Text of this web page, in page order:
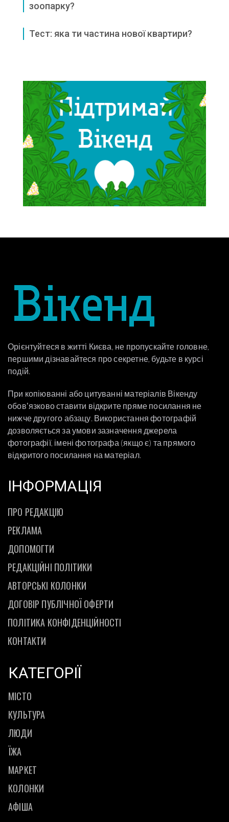
зоопарку?
Тест: яка ти частина нової квартири?
Орієнтуйтеся в житті Києва, не пропускайте головне,
першими дізнавайтеся про секретне, будьте в курсі
подій.
При копіюванні або цитуванні матеріалів Вікенду
обовʼязково ставити відкрите пряме посилання не
нижче другого абзацу. Використання фотографій
дозволяється за умови зазначення джерела
фотографії, імені фотографа (якщо є) та прямого
відкритого посилання на матеріал.
ІНФОРМАЦІЯ
ПРО РЕДАКЦІЮ
РЕКЛАМА
ДОПОМОГТИ
РЕДАКЦІЙНІ ПОЛІТИКИ
АВТОРСЬКІ КОЛОНКИ
ДОГОВІР ПУБЛІЧНОЇ ОФЕРТИ
ПОЛІТИКА КОНФІДЕНЦІЙНОСТІ
КОНТАКТИ
КАТЕГОРІЇ
МІСТО
КУЛЬТУРА
ЛЮДИ
ЇЖА
МАРКЕТ
КОЛОНКИ
АФІША